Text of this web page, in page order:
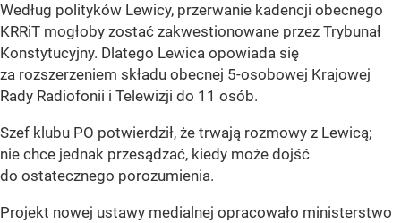
Według polityków Lewicy, przerwanie kadencji obecnego
KRRiT mogłoby zostać zakwestionowane przez Trybunał
Konstytucyjny. Dlatego Lewica opowiada się
za rozszerzeniem składu obecnej 5-osobowej Krajowej
Rady Radiofonii i Telewizji do 11 osób.
Szef klubu PO potwierdził, że trwają rozmowy z Lewicą;
nie chce jednak przesądzać, kiedy może dojść
do ostatecznego porozumienia.
Projekt nowej ustawy medialnej opracowało ministerstwo